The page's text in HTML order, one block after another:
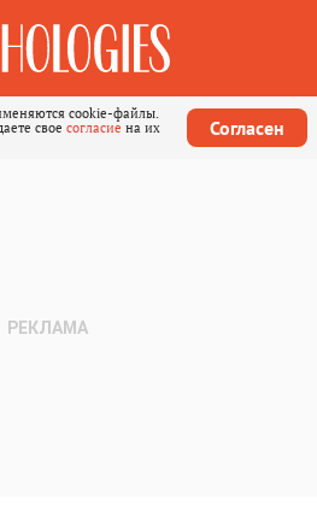
cookie-файлы.
свое согласие на их
Согласен